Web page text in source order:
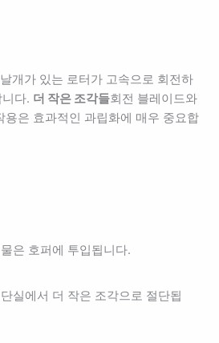
개가 있는 로터가 고속으로 회전하
다. 더 작은 조각들회전 블레이드와
용은 효과적인 과립화에 매우 중요합
은 호퍼에 투입됩니다.
실에서 더 작은 조각으로 절단됩